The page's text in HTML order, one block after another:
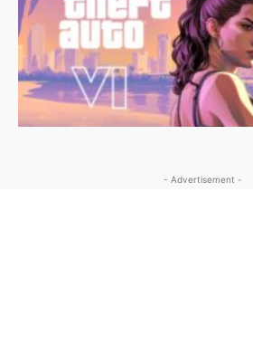
- Advertisement -